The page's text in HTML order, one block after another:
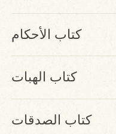
كتاب الأحكام
كتاب الهبات
كتاب الصدقات